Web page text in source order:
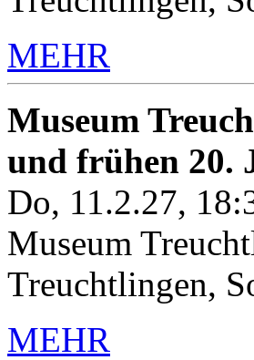
MEHR
Museum
und frühen 20.
Do, 11.2.27,
Museum
Treuchtlingen,
MEHR